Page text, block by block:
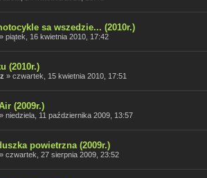
sa wszedzie... (2010r.)
» piątek, 16 kwietnia 2010, 17:42
(2010r.)
» czwartek, 15 kwietnia 2010, 17:51
(2009r.)
» niedziela, 11 października 2009, 13:57
powietrzna (2009r.)
» czwartek, 27 sierpnia 2009, 23:52